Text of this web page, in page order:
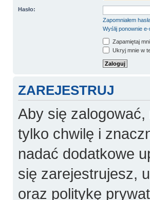
Hasło:
Zapomniałem
Wyślij ponownie
Zapamiętaj
Ukryj mnie w
ZAREJESTRUJ
Aby się
tylko chwilę i
nadać dodatkowe
się zarejestrujesz,
oraz politykę